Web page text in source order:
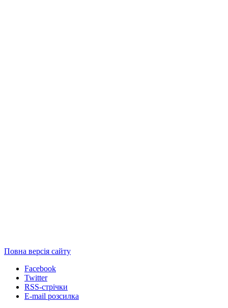
Повна версія сайту
Facebook
Twitter
RSS-стрічки
E-mail розсилка